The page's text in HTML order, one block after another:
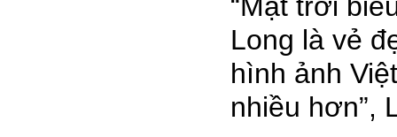
Long là vẻ
hình ảnh
nhiều hơn”,